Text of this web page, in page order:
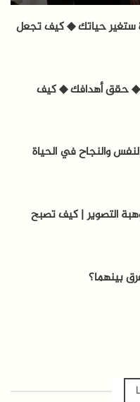
◆ 12 خطوة ستغير حياتك ◆ كيف تجعل
حقق أهدافك ◆ كيف
التصوير | كيف تصبح
بينهما؟